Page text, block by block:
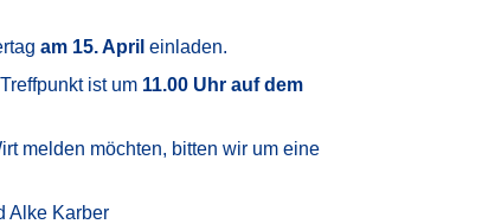
am 15. April einladen.
ist um 11.00 Uhr auf dem
melden möchten, bitten wir um eine
Alke Karber